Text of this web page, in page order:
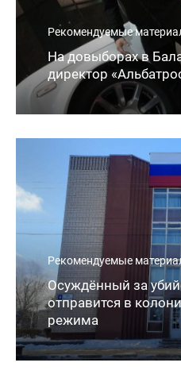
Рекомендуемые
На довыборах в
директор
Рекомендуемые
Осуждённый за
отправится в
режима